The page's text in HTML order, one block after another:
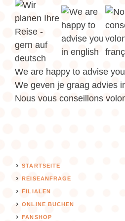
We are happy to advise
We geven je graag advies
Nous vous conseillons
STARTSEITE
REISEANFRAGE
FILIALEN
ONLINE BUCHEN
FANSHOP